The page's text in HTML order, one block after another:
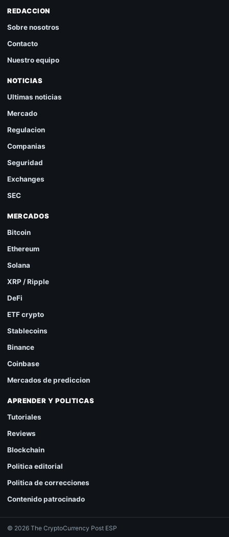
REDACCION
Sobre nosotros
Contacto
Nuestro equipo
NOTICIAS
Ultimas noticias
Mercado
Regulacion
Companias
Seguridad
Exchanges
SEC
MERCADOS
Bitcoin
Ethereum
Solana
XRP / Ripple
DeFi
ETF crypto
Stablecoins
Binance
Coinbase
Mercados de prediccion
APRENDER Y POLITICAS
Tutoriales
Reviews
Blockchain
Politica editorial
Politica de correcciones
Contenido patrocinado
© 2026 The CryptoCurrency Post ESP